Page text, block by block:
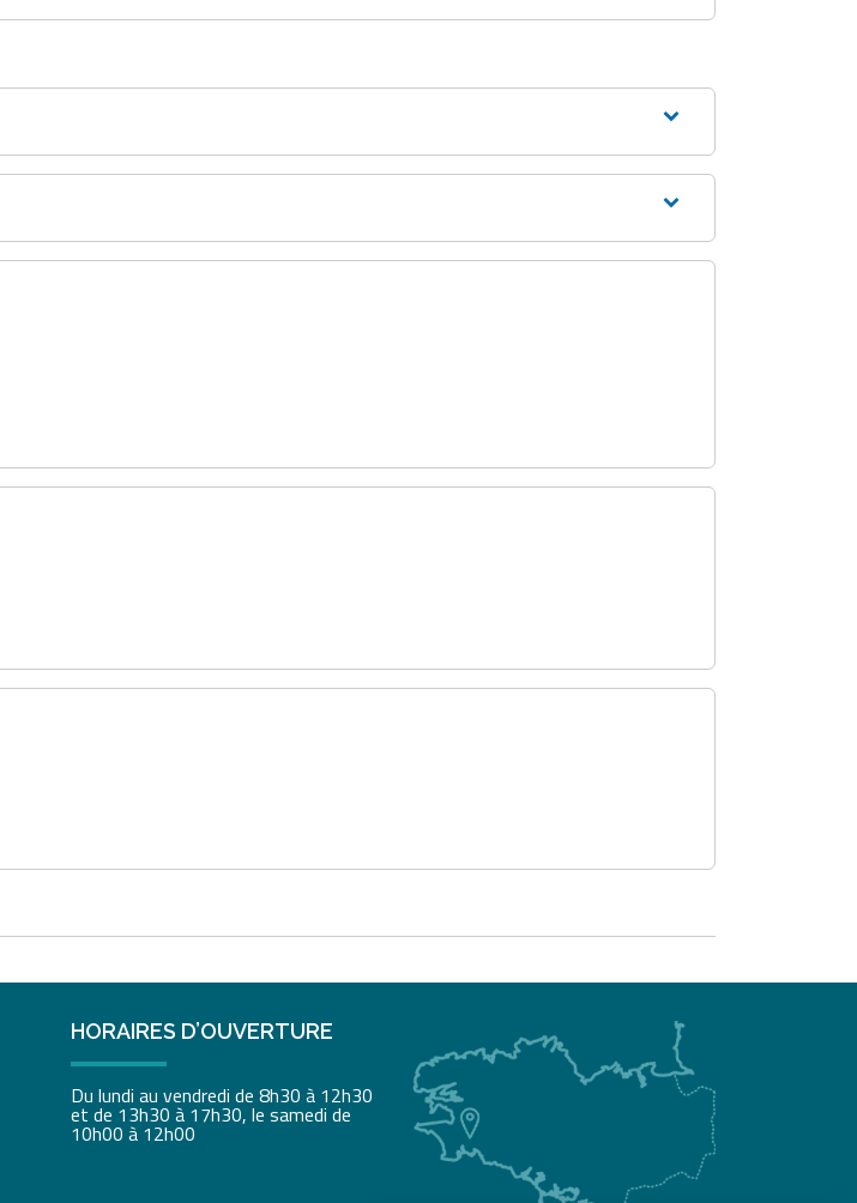
HORAIRES D’OUVERTURE
Du lundi au vendredi de 8h30 à 12h30
et de 13h30 à 17h30, le samedi de
10h00 à 12h00